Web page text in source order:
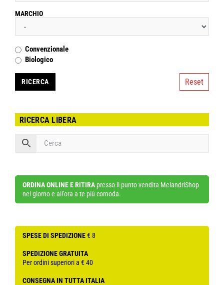
MARCHIO
Convenzionale
Biologico
Reset
RICERCA LIBERA
ORDINA ONLINE E RITIRA presso il punto vendita MelandriShop
nel giorno e all'ora a te più comoda.
SPESE DI SPEDIZIONE€ 8
SPEDIZIONE GRATUITA
Per ordini superiori a € 40
CONSEGNA IN TUTTA ITALIA